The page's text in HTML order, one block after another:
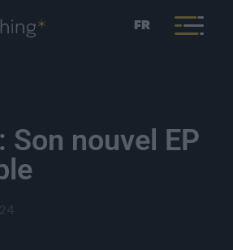
FR
Son nouvel EP